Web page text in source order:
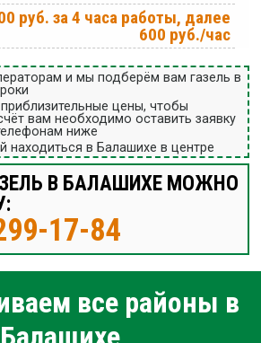
руб. за 4 часа работы, далее
600 руб./час
и мы подберём вам газель в
цены, чтобы
вам необходимо оставить заявку
ниже
находиться в Балашихе в центре
В БАЛАШИХЕ МОЖНО
17-84
все районы в